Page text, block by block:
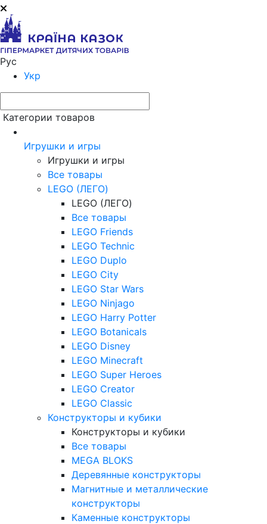
Рус
Укр
Категории товаров
Игрушки и игры
Игрушки и игры
Все товары
LEGO (ЛЕГО)
LEGO (ЛЕГО)
Все товары
LEGO Friends
LEGO Technic
LEGO Duplo
LEGO City
LEGO Star Wars
LEGO Ninjago
LEGO Harry Potter
LEGO Botanicals
LEGO Disney
LEGO Minecraft
LEGO Super Heroes
LEGO Creator
LEGO Classic
Конструкторы и кубики
Конструкторы и кубики
Все товары
MEGA BLOKS
Деревянные конструкторы
Магнитные и металлические
конструкторы
Каменные конструкторы